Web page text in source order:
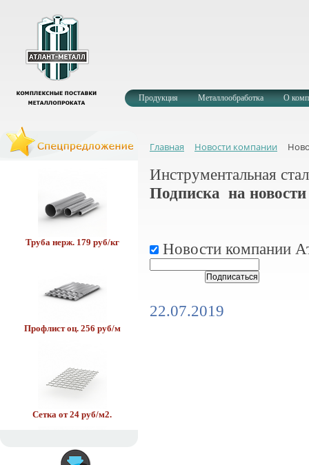
Продукция Металлообработка О
Кабель от 2 руб/м
Профлист окр. 304 руб.
Труба нерж. 179 руб/кг
Профлист оц. 256 руб/м
Сетка от 24 руб/м2.
Главная Новости компании
Инструментальная
Подписка на новости
Новости компании
22.07.2019